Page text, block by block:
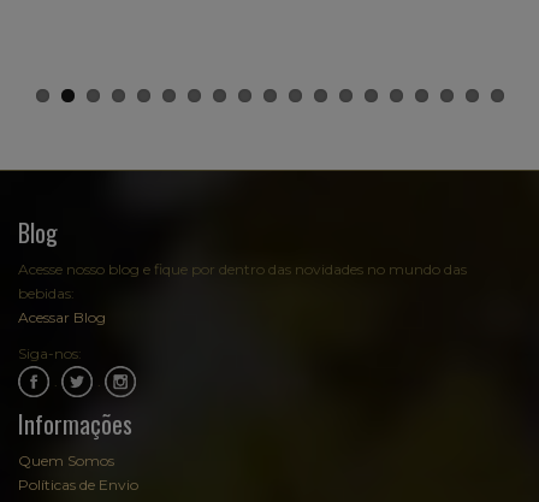
Blog
Acesse nosso blog e fique por dentro das novidades no mundo das
bebidas:
Acessar Blog
Siga-nos:
Informações
Quem Somos
Políticas de Envio